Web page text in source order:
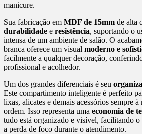
manicure.
Sua fabricação em MDF de 15mm de alta
durabilidade e resistência, suportando o
intensa de um ambiente de salão. O
branca oferece um visual moderno e
facilmente a qualquer decoração,
profissional e acolhedor.
Um dos grandes diferenciais é seu
Este compartimento inteligente é perfeito
lixas, alicates e demais acessórios sempre
ordem. Isso representa uma economia de
tudo está organizado e visível, facilitando o
a perda de foco durante o atendimento.